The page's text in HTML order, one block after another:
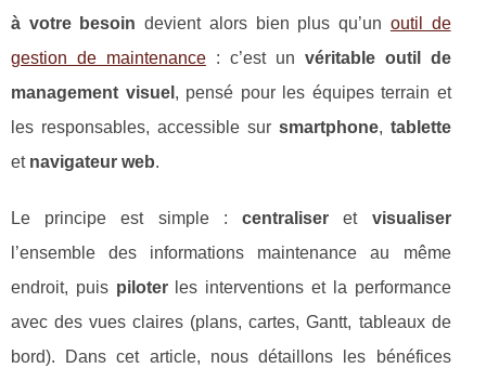
à votre besoin devient alors bien plus qu’un outil de
gestion de maintenance: c’est un véritable outil de
management visuel , pensé pour les équipes terrain et
les responsables, accessible sur smartphone, tablette
et navigateur web.
Le principe est simple :centraliser et visualiser
l’ensemble des informations maintenance au même
endroit, puis piloterles interventions et la performance
avec des vues claires (plans, cartes, Gantt, tableaux de
bord). Dans cet article, nous détaillons les bénéfices